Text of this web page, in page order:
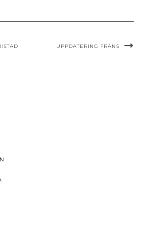
UPPDATERING FRANS